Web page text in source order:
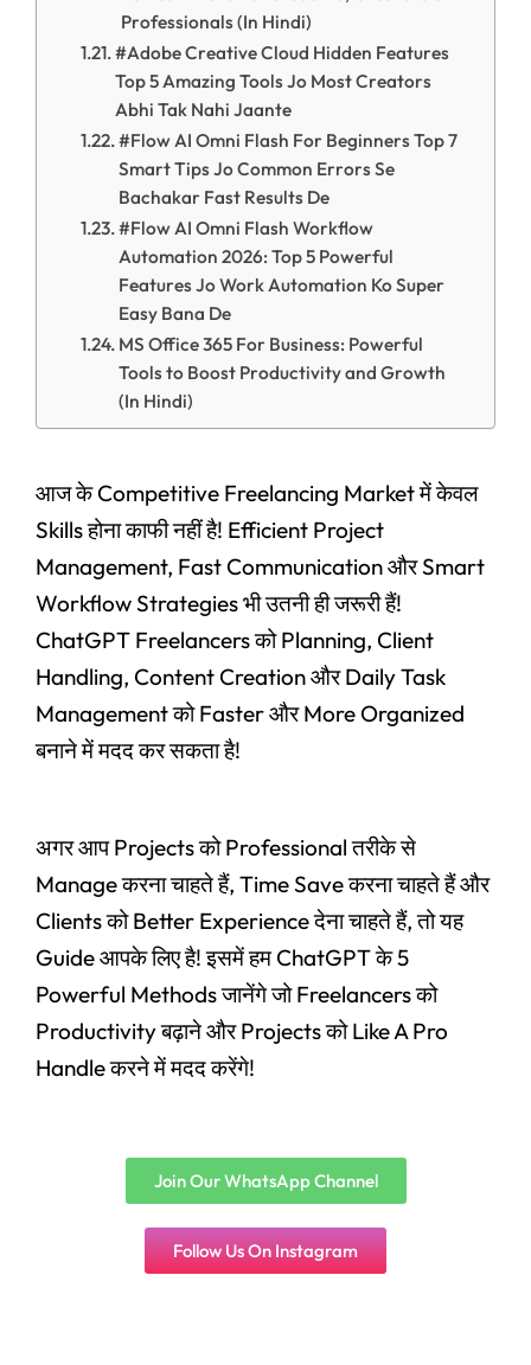
Professionals (In Hindi)
#Adobe Creative Cloud Hidden Features
Top 5 Amazing Tools Jo Most Creators
Abhi Tak Nahi Jaante
#Flow AI Omni Flash For Beginners Top 7
Smart Tips Jo Common Errors Se
Bachakar Fast Results De
#Flow AI Omni Flash Workflow
Automation 2026: Top 5 Powerful
Features Jo Work Automation Ko Super
Easy Bana De
MS Office 365 For Business: Powerful
Tools to Boost Productivity and Growth
(In Hindi)
आज के Competitive Freelancing Market में केवल
Skills होना काफी नहीं है! Efficient Project
Management, Fast Communication और Smart
Workflow Strategies भी उतनी ही जरूरी हैं!
ChatGPT Freelancers को Planning, Client
Handling, Content Creation और Daily Task
Management को Faster और More Organized
बनाने में मदद कर सकता है!
अगर आप Projects को Professional तरीके से
Manage करना चाहते हैं, Time Save करना चाहते हैं और
Clients को Better Experience देना चाहते हैं, तो यह
Guide आपके लिए है! इसमें हम ChatGPT के 5
Powerful Methods जानेंगे जो Freelancers को
Productivity बढ़ाने और Projects को Like A Pro
Handle करने में मदद करेंगे!
Join Our WhatsApp Channel
Follow Us On Instagram